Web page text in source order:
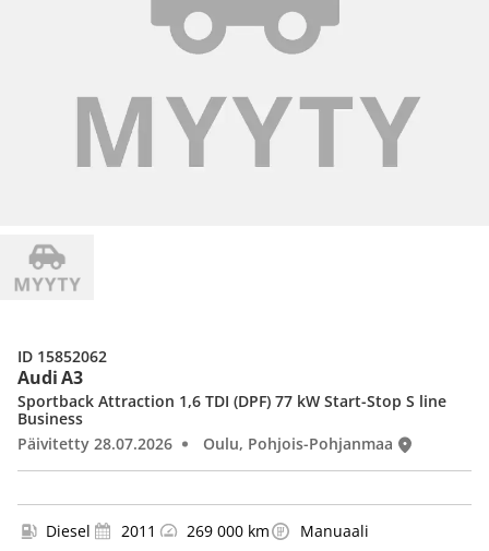
Audi A3
Sportback Attraction 1,6 TDI (DPF) 77 kW Start-Stop S line
Business
Päivitetty 28.07.2026
Oulu, Pohjois-Pohjanmaa
ID 15852062
Diesel 2011 269 000 km Manuaali